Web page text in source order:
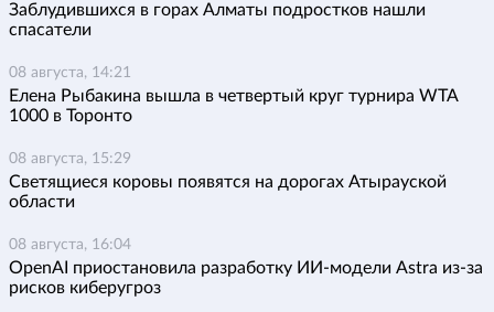
Заблудившихся в горах Алматы подростков нашли
спасатели
08 августа, 14:21
Елена Рыбакина вышла в четвертый круг турнира WTA
1000 в Торонто
08 августа, 15:29
Светящиеся коровы появятся на дорогах Атырауской
области
08 августа, 16:04
OpenAI приостановила разработку ИИ-модели Astra из-за
рисков киберугроз